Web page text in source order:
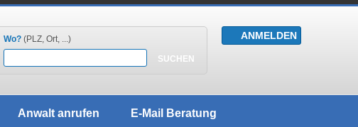
Wo? (PLZ, Ort, ...)
Anwalt anrufen E-Mail Beratung